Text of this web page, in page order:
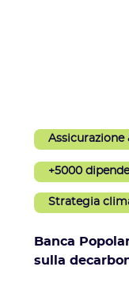
Assicurazione
+5000
Strategia
Banca
sulla